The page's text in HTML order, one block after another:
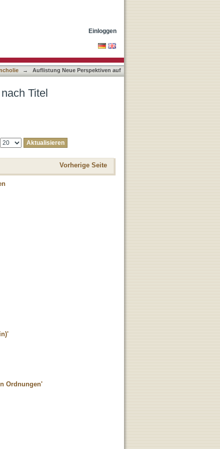
Einloggen
→
Auflistung Neue Perspektiven auf
Titel
Vorherige Seite
Ordnungen'